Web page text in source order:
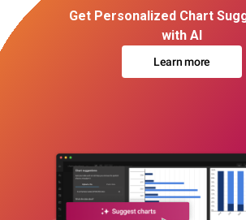
Get Personalized Chart
with AI
Learn more